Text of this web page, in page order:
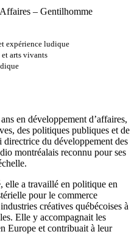
– Gentilhomme
expérience ludique
arts vivants
en développement d’affaires,
des politiques publiques et de
du développement des
montréalais reconnu pour ses
elle a travaillé en politique en
pour le commerce
créatives québécoises à
Elle y accompagnait les
Europe et contribuait à leur